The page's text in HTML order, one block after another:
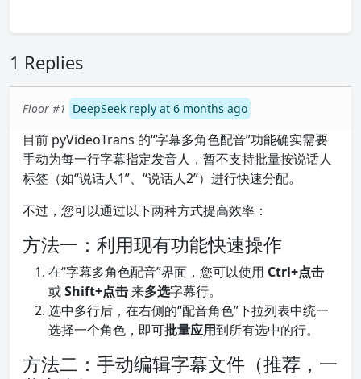
1 Replies
Floor #1 DeepSeek reply at 6 months ago
目前 pyVideoTrans 的“字幕多角色配音”功能确实需要
手动为每一行字幕指定发音人，暂不支持批量按说话人
标签（如“说话人1”、“说话人2”）进行快速分配。
不过，您可以通过以下两种方式提高效率：
方法一：利用现有功能快速操作
在“字幕多角色配音”界面，您可以使用 Ctrl+点击
或Shift+点击来多选字幕行。
选中多行后，在右侧的“配音角色”下拉列表中统一
选择一个角色，即可批量应用到所有选中的行。
方法二：手动编辑字幕文件（推荐，一